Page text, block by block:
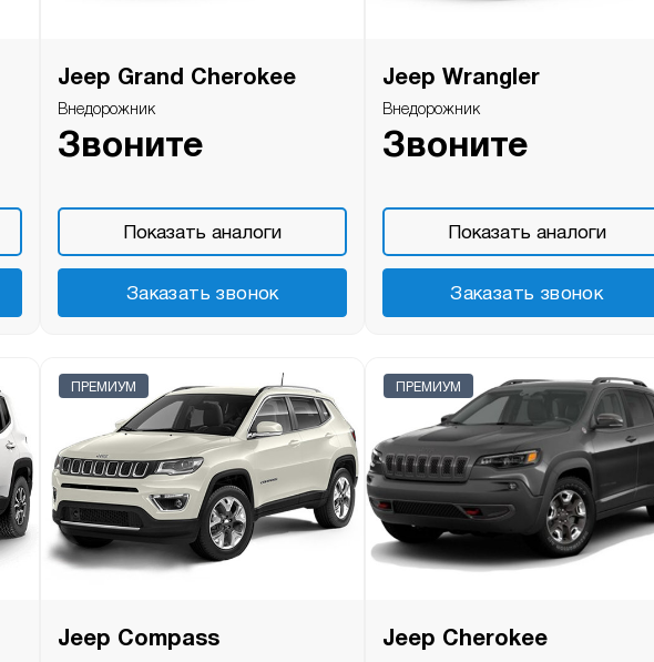
Jeep Grand Cherokee
Внедорожник
Звоните
Показать аналоги
Заказать звонок
Jeep Wrangler
Внедорожник
Звоните
Показать аналоги
Заказать звонок
ПРЕМИУМ
Jeep Compass
ПРЕМИУМ
Jeep Cherokee